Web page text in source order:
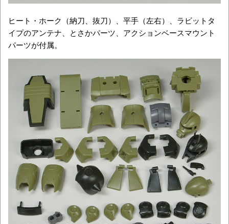
ヒート・ホーク（納刀、抜刀）、平手（左右）、ラビットタ
イプのアンテナ、とさかパーツ、アクションベースマウント
パーツが付属。